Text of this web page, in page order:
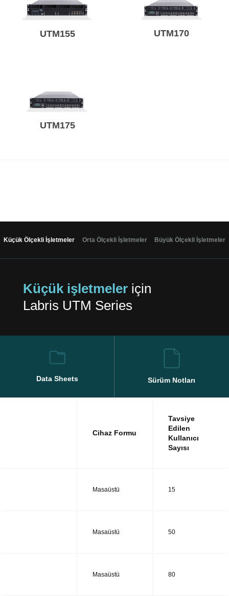
UTM170
UTM155
UTM175
Küçük Ölçekli İşletmeler Orta Ölçekli İşletmeler Büyük Ölçekli İşletmeler
Küçük işletmeler için
Labris UTM Series
Data Sheets Sürüm Notları
Cihaz Formu
Tavsiye
Edilen
Kullanıcı
Sayısı
Masaüstü 15
Masaüstü 50
Masaüstü 80